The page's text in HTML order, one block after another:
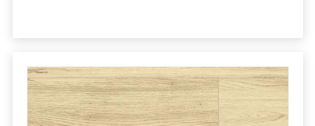
Sprawdź szczegóły